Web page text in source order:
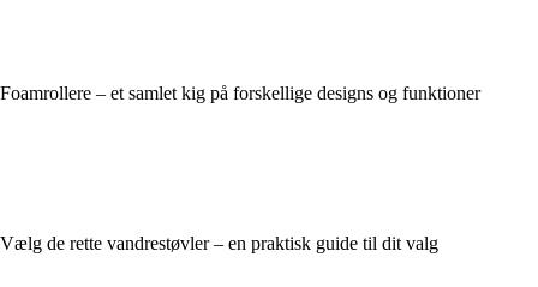
Foamrollere – et samlet kig på forskellige designs og funktioner
Vælg de rette vandrestøvler – en praktisk guide til dit valg